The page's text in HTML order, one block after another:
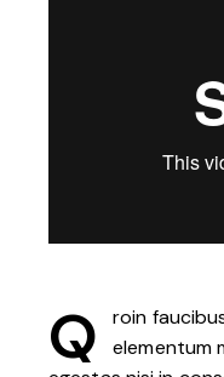
Q
roin
elementum